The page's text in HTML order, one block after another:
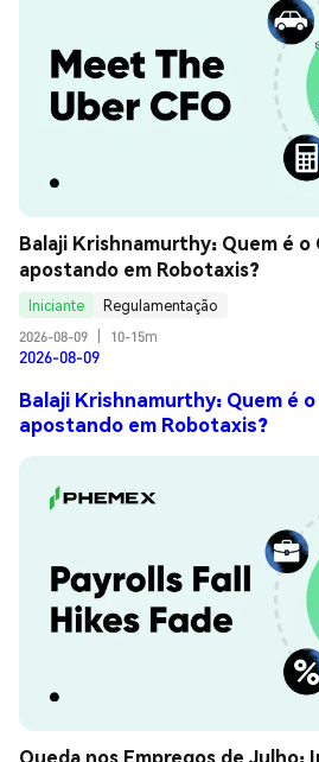
Balaji Krishnamurthy: Quem é o
apostando em Robotaxis?
Iniciante
Regulamentação
2026-08-09
10-15m
2026-08-09
Balaji Krishnamurthy: Quem é
apostando em Robotaxis?